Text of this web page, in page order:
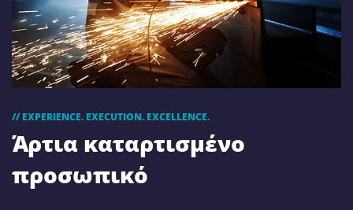
// EXPERIENCE. EXECUTION. EXCELLENCE.
Άρτια καταρτισμένο
προσωπικό